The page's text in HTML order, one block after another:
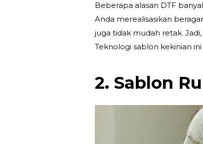
Beberapa alasan DTF
Anda merealisasikan
juga tidak mudah retak.
Teknologi sablon kekinian
2. Sablon